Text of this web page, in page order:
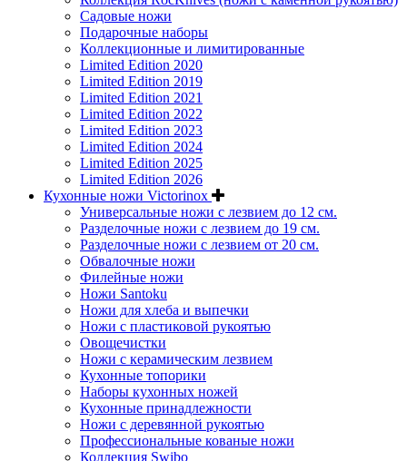
Садовые ножи
Подарочные наборы
Коллекционные и лимитированные
Limited Edition 2020
Limited Edition 2019
Limited Edition 2021
Limited Edition 2022
Limited Edition 2023
Limited Edition 2024
Limited Edition 2025
Limited Edition 2026
Кухонные ножи Victorinox
Универсальные ножи с лезвием до 12 см.
Разделочные ножи с лезвием до 19 см.
Разделочные ножи с лезвием от 20 см.
Обвалочные ножи
Филейные ножи
Ножи Santoku
Ножи для хлеба и выпечки
Ножи с пластиковой рукоятью
Овощечистки
Ножи с керамическим лезвием
Кухонные топорики
Наборы кухонных ножей
Кухонные принадлежности
Ножи с деревянной рукоятью
Профессиональные кованые ножи
Коллекция Swibo